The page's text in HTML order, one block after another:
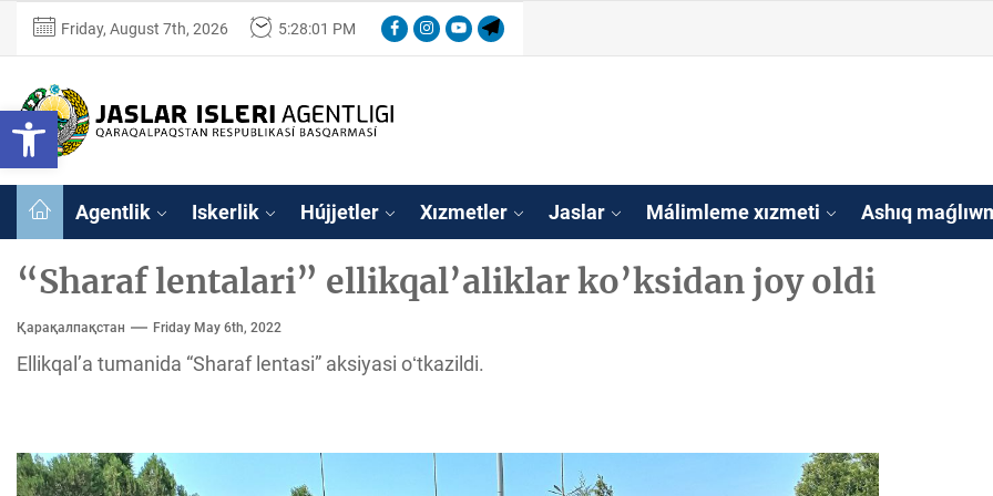
Open toolbar
content
Friday, August 7th, 2026 5:28:01 PM FacebookInstagram
YoutubeTelegram
Qaraqalpaqstan
Respublikası
Ózbekstan jaslar isleri agentligi
Agentlik Iskerlik Hújjetler Xızmetler Jaslar Málimleme xızmeti Ashıq
“Sharaf lentalari” ellikqal’aliklar ko’ksidan joy oldi
Қарақалпақстан Friday May 6th, 2022
Ellikqal’a tumanida “Sharaf lentasi” aksiyasi oʻtkazildi.